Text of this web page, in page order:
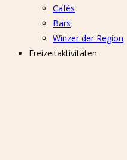
Cafés
Bars
Winzer der Region
Freizeitaktivitäten